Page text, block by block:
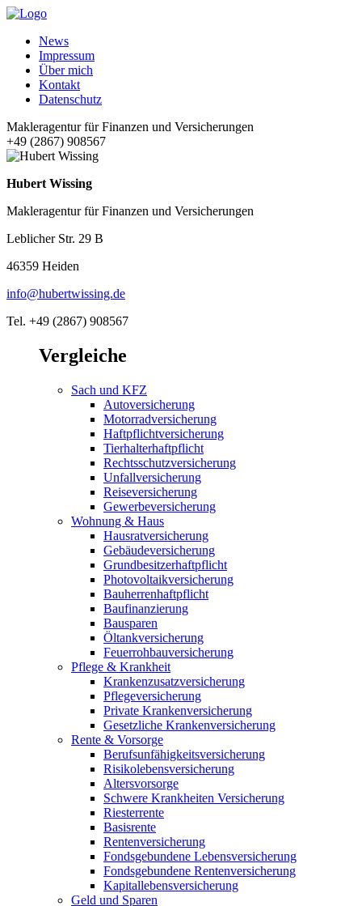
News
Impressum
Über mich
Kontakt
Datenschutz
Makleragentur für Finanzen und Versicherungen
+49 (2867) 908567
Hubert Wissing
Makleragentur für Finanzen und Versicherungen
Leblicher Str. 29 B
46359 Heiden
info@hubertwissing.de
Tel. +49 (2867) 908567
Vergleiche
Sach und KFZ
Autoversicherung
Motorradversicherung
Haftpflichtversicherung
Tierhalterhaftpflicht
Rechtsschutzversicherung
Unfallversicherung
Reiseversicherung
Gewerbeversicherung
Wohnung & Haus
Hausratversicherung
Gebäudeversicherung
Grundbesitzerhaftpflicht
Photovoltaikversicherung
Bauherrenhaftpflicht
Baufinanzierung
Bausparen
Öltankversicherung
Feuerrohbauversicherung
Pflege & Krankheit
Krankenzusatzversicherung
Pflegeversicherung
Private Krankenversicherung
Gesetzliche Krankenversicherung
Rente & Vorsorge
Berufs­unfähigkeitsversicherung
Risikolebensversicherung
Altersvorsorge
Schwere Krankheiten Versicherung
Riesterrente
Basisrente
Rentenversicherung
Fondsgebundene Lebensversicherung
Fondsgebundene Rentenversicherung
Kapitallebensversicherung
Geld und Sparen